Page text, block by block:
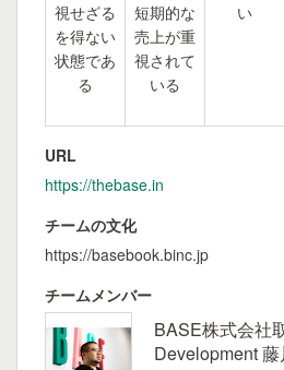
視せざる
を得ない
状態であ
る
短期的な
売上が重
視されて
いる
い
URL
https://thebase.in
チームの文化
https://basebook.binc.jp
チームメンバー
BASE株式会社
Development